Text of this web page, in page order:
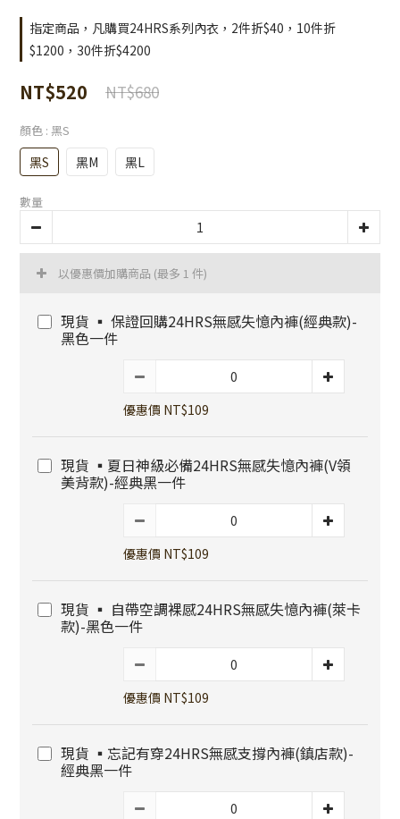
指定商品，凡購買24HRS系列內衣，2件折$40，10件折
$1200，30件折$4200
NT$520 NT$680
顏色 : 黑S
黑S 黑M 黑L
數量
以優惠價加購商品 (最多 1 件)
現貨 ▪️ 保證回購24HRS無感失憶內褲(經典款)-
黑色一件
優惠價 NT$109
現貨 ▪️夏日神級必備24HRS無感失憶內褲(V領
美背款)-經典黑一件
優惠價 NT$109
現貨 ▪️ 自帶空調裸感24HRS無感失憶內褲(萊卡
款)-黑色一件
優惠價 NT$109
現貨 ▪️忘記有穿24HRS無感支撐內褲(鎮店款)-
經典黑一件